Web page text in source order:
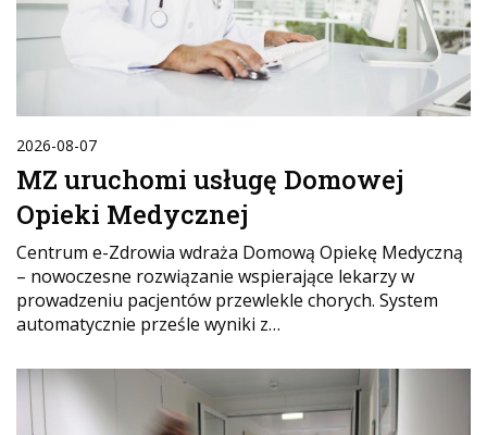
2026-08-07
MZ uruchomi usługę Domowej
Opieki Medycznej
Centrum e-Zdrowia wdraża Domową Opiekę Medyczną
– nowoczesne rozwiązanie wspierające lekarzy w
prowadzeniu pacjentów przewlekle chorych. System
automatycznie prześle wyniki z…